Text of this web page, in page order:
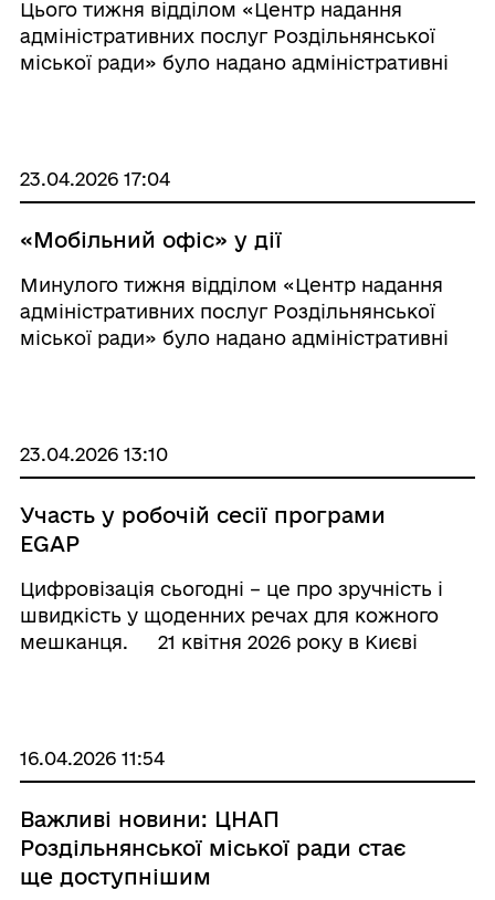
Цього тижня відділом «Центр надання
адміністративних послуг Роздільнянської
міської ради» було надано адміністративні
23.04.2026 17:04
«Мобільний офіс» у дії
Минулого тижня відділом «Центр надання
адміністративних послуг Роздільнянської
міської ради» було надано адміністративні
23.04.2026 13:10
Участь у робочій сесії програми
EGAP
Цифровізація сьогодні – це про зручність і
швидкість у щоденних речах для кожного
мешканця. ⠀ 21 квітня 2026 року в Києві
16.04.2026 11:54
Важливі новини: ЦНАП
Роздільнянської міської ради стає
ще доступнішим